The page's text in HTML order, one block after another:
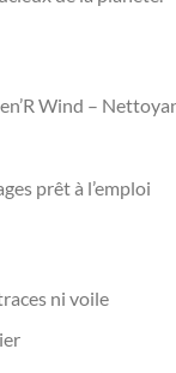
Wind –
prêt à l’emploi
ni voile